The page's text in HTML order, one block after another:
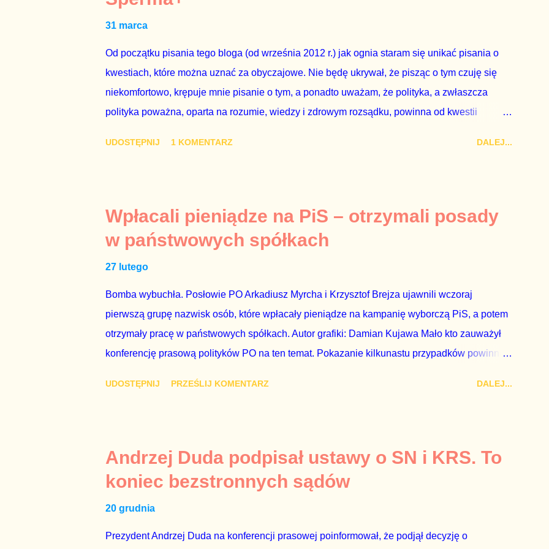
zapadnie decyzja, aby głosować zgodnie z wolą Dudy, obowiązkiem każdego przyzwoitego
człowieka i szanującego podstawowe reguły demokraty jest takie referendum zbojkotować. W
procedurze zmiany Konstytu...
31 marca
Od początku pisania tego bloga (od września 2012 r.) jak ognia staram się unikać pisania o
kwestiach, które można uznać za obyczajowe. Nie będę ukrywał, że pisząc o tym czuję się
niekomfortowo, krępuje mnie pisanie o tym, a ponadto uważam, że polityka, a zwłaszcza
polityka poważna, oparta na rozumie, wiedzy i zdrowym rozsądku, powinna od kwestii
prawdziwe – zagrażają interesowi publicznemu całego państwa. Zastrzeżenie „jeśli są
prawdziwe” jest konieczne, ponieważ mamy do czynienia z medium o wyjątkowo wątpliwej
reputacji, ale mimo upływu czasu, informacje nie zostały w żaden sposób zdementowane, a
oskarżany polityk milczy. Tygod...
UDOSTĘPNIJ 1 KOMENTARZ DALEJ...
Wpłacali pieniądze na PiS – otrzymali posady
w państwowych spółkach
27 lutego
Bomba wybuchła. Posłowie PO Arkadiusz Myrcha i Krzysztof Brejza ujawnili wczoraj
pierwszą grupę nazwisk osób, które wpłacały pieniądze na kampanię wyborczą PiS, a potem
otrzymały pracę w państwowych spółkach. Autor grafiki: Damian Kujawa Mało kto zauważył
konferencję prasową polityków PO na ten temat. Pokazanie kilkunastu przypadków powinno
czynienia nie ze zjawiskiem jednostkowym, które zawsze może się zdarzyć, a polegającym
na tym, że osoba z kwalifikacjami wpłaca na partię polityczną, a następnie obejmuje prace w
spółce, która jest zarządzana pośrednio przez ta partię. Przeciwnie. Przedstawienie pierwszej
gr...
UDOSTĘPNIJ PRZEŚLIJ KOMENTARZ DALEJ...
Andrzej Duda podpisał ustawy o SN i KRS. To
koniec bezstronnych sądów
20 grudnia
Prezydent Andrzej Duda na konferencji prasowej poinformował, że podjął decyzję o